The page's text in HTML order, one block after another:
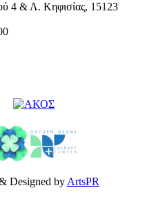
4 & Λ. Κηφισίας, 15123
Designed by ArtsPR